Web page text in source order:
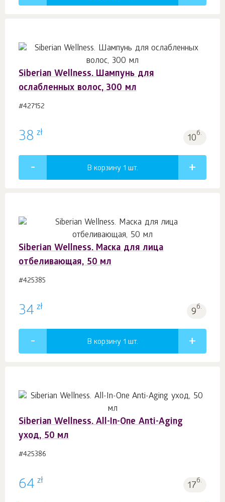
Siberian Wellness. Шампунь для
ослабленных волос, 300 мл
#427152
38 zł 10б.
В корзину 1 шт.
Siberian Wellness. Маска для лица
отбеливающая, 50 мл
#425385
34 zł 9б.
В корзину 1 шт.
Siberian Wellness. All-In-One Anti-Aging
уход, 50 мл
#425386
64 zł 17б.